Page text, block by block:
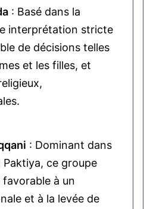
: Basé dans la
interprétation stricte
de décisions telles
et les filles, et
: Dominant dans
ce groupe
à un
et à la levée de